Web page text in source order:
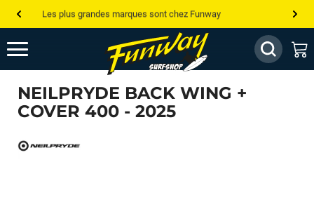
Les plus grandes marques sont chez Funway
Jusqu’à -75% de remise sur le windsurf, wingfoil, etc...
💰 Meilleur prix garanti — Moins cher ailleurs ? On s’aligne !
Besoin de conseils de pro ? Appelle nous !
NEILPRYDE BACK WING +
COVER 400 - 2025